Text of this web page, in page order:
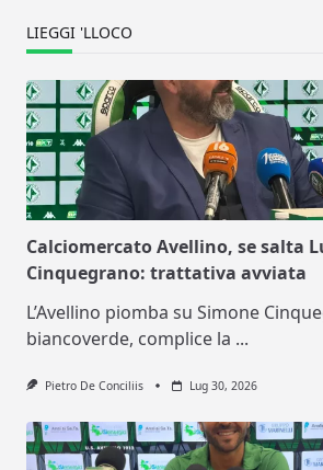
LIEGGI 'LLOCO
Calciomercato Avellino, se salta
Cinquegrano: trattativa avviata
L’Avellino piomba su Simone
biancoverde, complice la ...
Pietro De Conciliis Lug 30, 2026